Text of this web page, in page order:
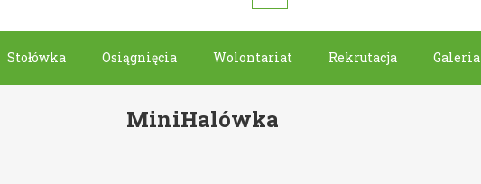
Stołówka Osiągnięcia Wolontariat Rekrutacja Galeria
MiniHalówka